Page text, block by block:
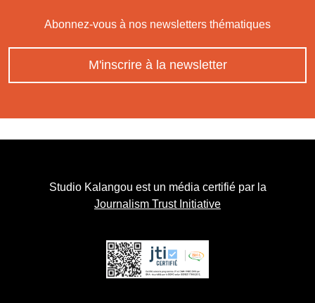
Abonnez-vous à nos newsletters thématiques
M'inscrire à la newsletter
Studio Kalangou est un média certifié par la
Journalism Trust Initiative